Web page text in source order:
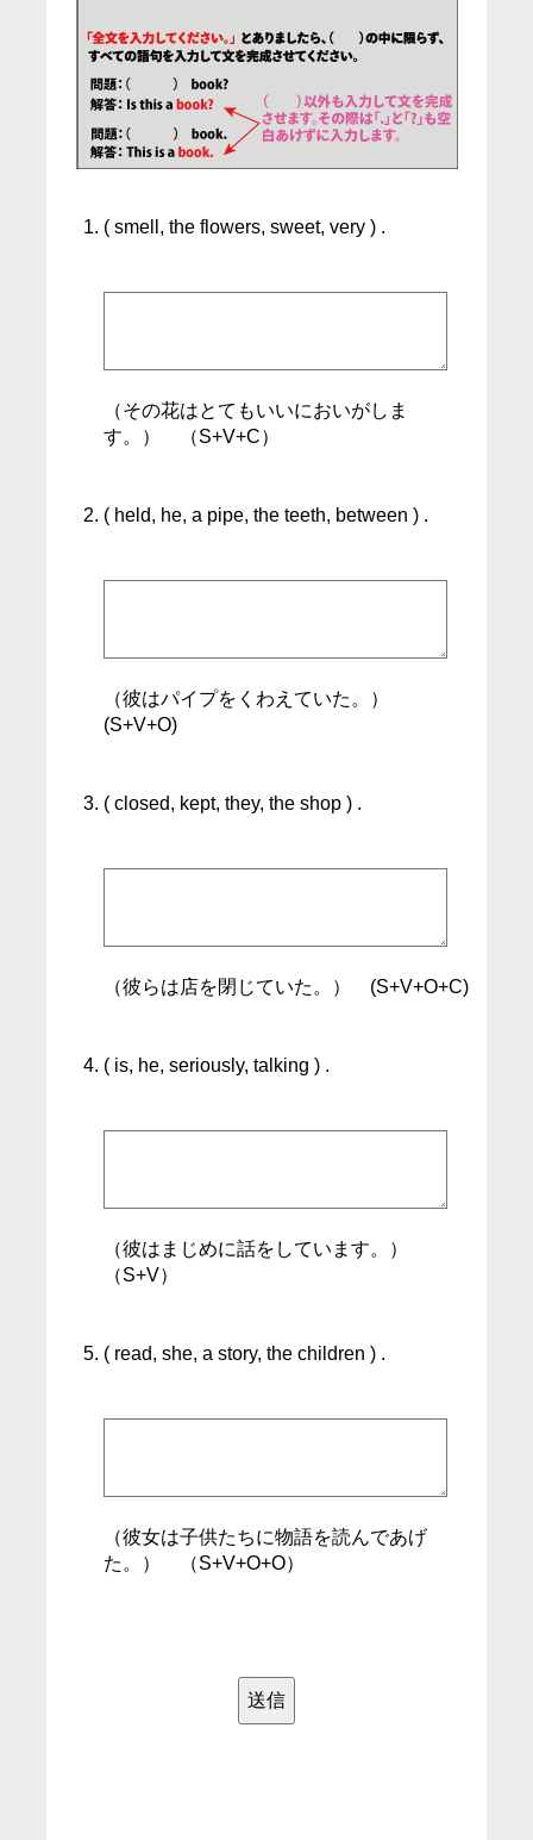
( smell, the flowers, sweet, very ) .
（その花はとてもいいにおいがしま
す。） （S+V+C）
( held, he, a pipe, the teeth, between ) .
（彼はパイプをくわえていた。）
(S+V+O)
( closed, kept, they, the shop ) .
（彼らは店を閉じていた。） (S+V+O+C)
( is, he, seriously, talking ) .
（彼はまじめに話をしています。）
（S+V）
( read, she, a story, the children ) .
（彼女は子供たちに物語を読んであげ
た。） （S+V+O+O）